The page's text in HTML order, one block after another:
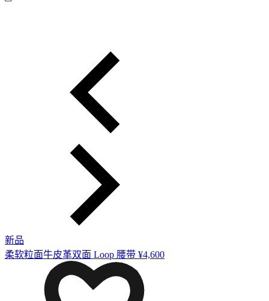
新品
柔软粒面牛皮革双面 Loop 腰带 ¥4,600